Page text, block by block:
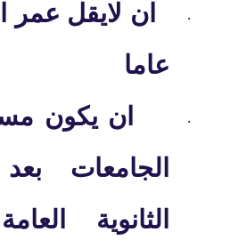
·
عاما
·
ان يكون
الجامعات
الثانوية